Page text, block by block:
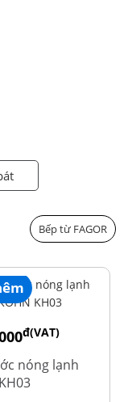
Bếp từ FAGOR
đ(VAT)
nóng lạnh